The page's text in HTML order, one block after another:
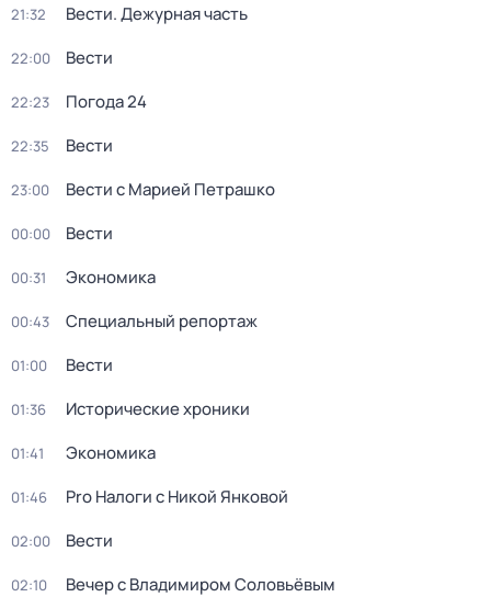
21:32 Вести. Дежурная часть
22:00 Вести
22:23 Погода 24
22:35 Вести
23:00 Вести с Марией Петрашко
00:00 Вести
00:31 Экономика
00:43 Специальный репортаж
01:00 Вести
01:36 Исторические хроники
01:41 Экономика
01:46 Pro Налоги с Никой Янковой
02:00 Вести
02:10 Вечер с Владимиром Соловьёвым